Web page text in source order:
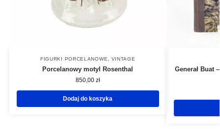
FIGURKI PORCELANOWE VINTAGE
Porcelanowy motyl Rosenthal
850,00 zł
Dodaj do koszyka
Generał Buat